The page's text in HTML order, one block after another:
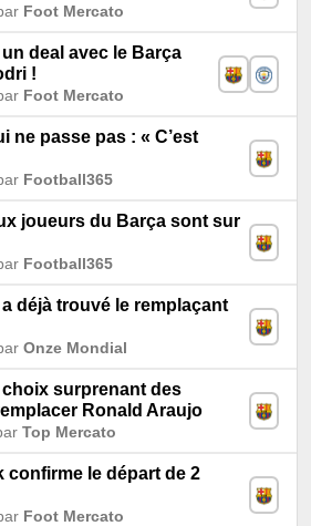
Foot Mercato
deal avec le Barça
!
Foot Mercato
ne passe pas : « C’est
Football365
joueurs du Barça sont sur
Football365
déjà trouvé le remplaçant
Onze Mondial
choix surprenant des
Ronald Araujo
Top Mercato
confirme le départ de 2
Foot Mercato